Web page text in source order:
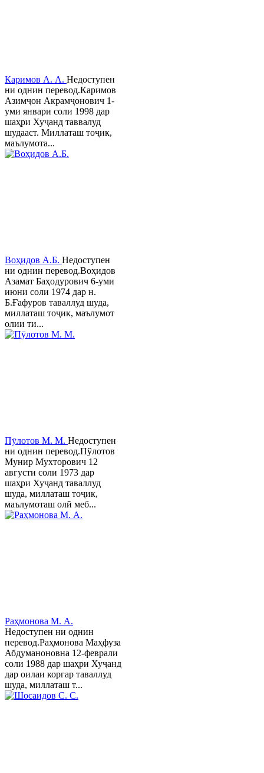
Каримов А. А. Недоступен
ни однин перевод.Каримов
Азимҷон Акрамҷонович 1-
уми январи соли 1998 дар
шаҳри Хуҷанд таввалуд
шудааст. Миллаташ тоҷик,
маълумота...
Воҳидов А.Б. Недоступен
ни однин перевод.Воҳидов
Азамат Баҳодурович 6-уми
июни соли 1974 дар н.
Б.Ғафуров таваллуд шуда,
миллаташ тоҷик, маълумот
олии ти...
Пӯлотов М. М. Недоступен
ни однин перевод.Пўлотов
Мунир Мухторович 12
августи соли 1973 дар
шаҳри Хуҷанд таваллуд
шуда, миллаташ тоҷик,
маълумоташ олӣ меб...
Раҳмонова М. А.
Недоступен ни однин
перевод.Раҳмонова Маҳфуза
Абдуманоновна 12-феврали
соли 1988 дар шаҳри Хуҷанд
дар оилаи коргар таваллуд
шуда, миллаташ т...